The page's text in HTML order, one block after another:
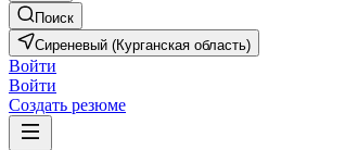
Поиск
Сиреневый (Курганская область)
Войти
Войти
Создать резюме